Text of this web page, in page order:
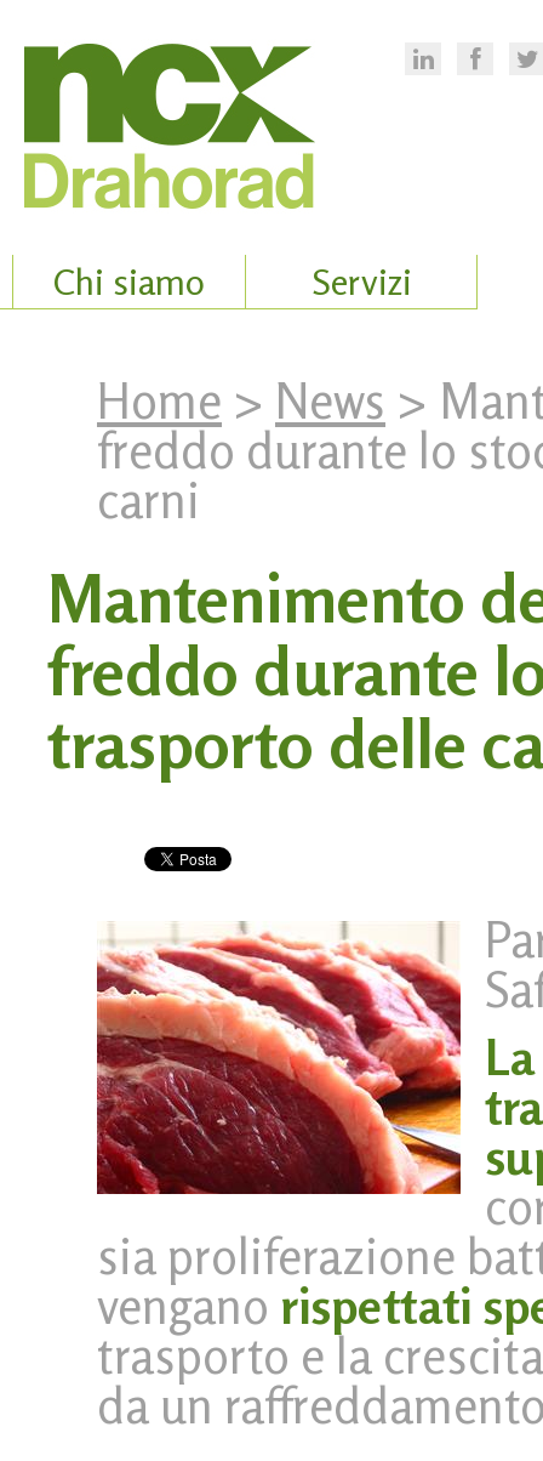
Chi siamo Servizi
Home > News >
freddo durante lo
carni
Mantenimento
freddo durante
trasporto delle
sia proliferazione
vengano rispettati
trasporto e la
da un